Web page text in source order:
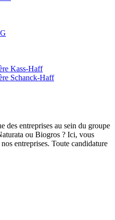
Kass-Haff
Schanck-Haff
des entreprises au sein du groupe
ou Biogros ? Ici, vous
entreprises. Toute candidature